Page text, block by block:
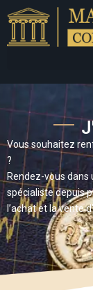
Vous souhaitez
?
Rendez-vous dans
spécialiste depuis
l’achat et la vente